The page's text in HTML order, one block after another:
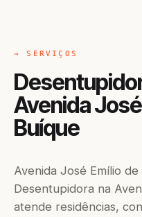
→ SERVIÇOS
Avenida
Buíque
Avenida José Emílio
Desentupidora na
atende residências,